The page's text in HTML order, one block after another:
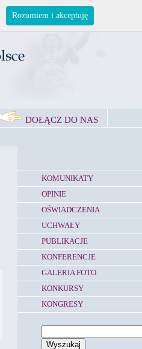
DOŁĄCZ DO NAS
KOMUNIKATY
OPINIE
OŚWIADCZENIA
UCHWAŁY
PUBLIKACJE
KONFERENCJE
GALERIA FOTO
KONKURSY
KONGRESY
Rozumiem i akceptuję